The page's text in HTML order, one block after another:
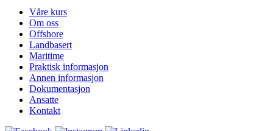
Våre kurs
Om oss
Offshore
Landbasert
Maritime
Praktisk informasjon
Annen informasjon
Dokumentasjon
Ansatte
Kontakt